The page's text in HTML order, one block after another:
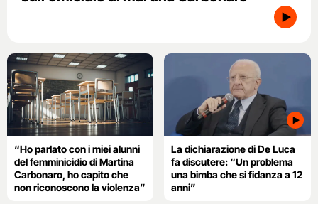
“Ho parlato con i miei alunni
del femminicidio di Martina
Carbonaro, ho capito che
non riconoscono la violenza”
La dichiarazione di De Luca
fa discutere: “Un problema
una bimba che si fidanza a 12
anni”